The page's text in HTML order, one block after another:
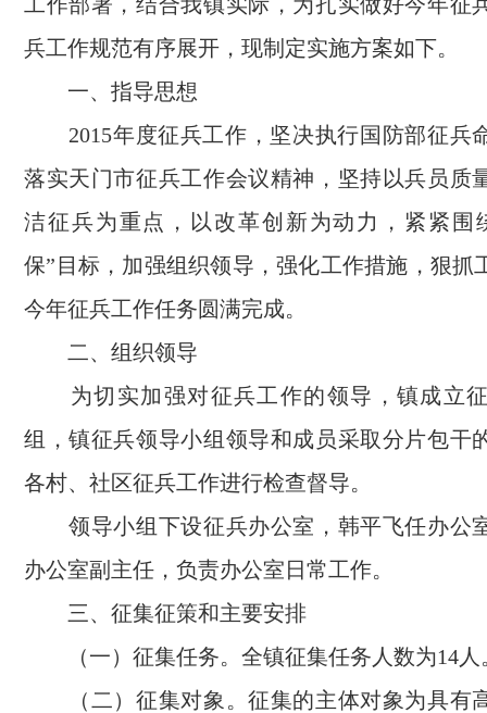
兵工作规范有序展开，现制定实施方案如下。
一、指导思想
2015年度征兵工作，坚决执行国防部征兵
落实天门市征兵工作会议精神，坚持以兵员质
洁征兵为重点，以改革创新为动力，紧紧围
保”目标，加强组织领导，强化工作措施，狠抓
今年征兵工作任务圆满完成。
二、组织领导
为切实加强对征兵工作的领导，镇成立
组，镇征兵领导小组领导和成员采取分片包干
各村、社区征兵工作进行检查督导。
领导小组下设征兵办公室，韩平飞任办公
办公室副主任，负责办公室日常工作。
三、征集征策和主要安排
（一）征集任务。全镇征集任务人数为14人
（二）征集对象。征集的主体对象为具有